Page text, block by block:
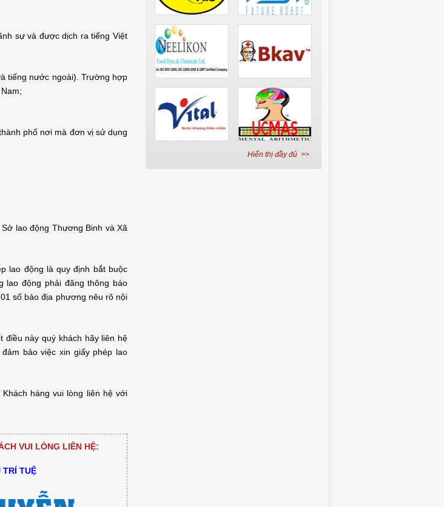
sự và được dịch ra tiếng Việt
tiếng nước ngoài). Trường hợp
phố nơi mà đơn vị sử dụng
lao động Thương Binh và Xã
lao động là quy định bắt buộc
lao động phải đăng thông báo
số báo địa phương nêu rõ nội
điều này quý khách hãy liên hệ
bảo việc xin giấy phép lao
hàng vui lòng liên hệ với
VUI LÒNG LIÊN HỆ:
TUỆ
Hiển thị đầy đủ >>